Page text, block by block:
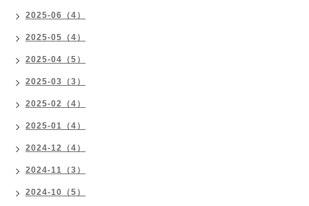
2025-06（4）
2025-05（4）
2025-04（5）
2025-03（3）
2025-02（4）
2025-01（4）
2024-12（4）
2024-11（3）
2024-10（5）